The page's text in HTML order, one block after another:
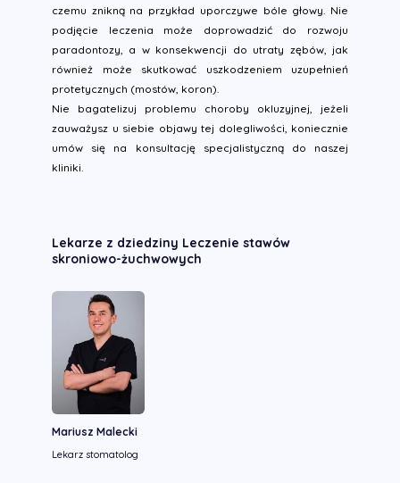
czemu znikną na przykład uporczywe bóle głowy. Nie
podjęcie leczenia może doprowadzić do rozwoju
paradontozy, a w konsekwencji do utraty zębów, jak
również może skutkować uszkodzeniem uzupełnień
protetycznych (mostów, koron).
Nie bagatelizuj problemu choroby okluzyjnej, jeżeli
zauważysz u siebie objawy tej dolegliwości, koniecznie
umów się na konsultację specjalistyczną do naszej
kliniki.
Lekarze z dziedziny Leczenie stawów
skroniowo-żuchwowych
Mariusz Malecki
Lekarz stomatolog